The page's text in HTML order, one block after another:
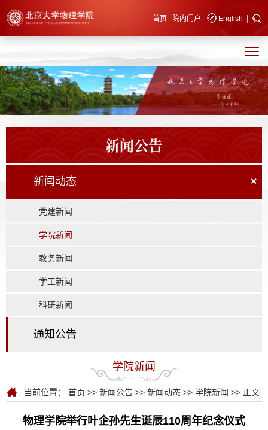
快速导航 首页 院内门户 English |
新闻公告
新闻动态 ×
党建新闻
学院新闻
教务新闻
学工新闻
科研新闻
通知公告
学院新闻
当前位置： 首页 >> 新闻公告 >> 新闻动态 >> 学院新闻 >> 正文
物理学院举行叶企孙先生诞辰110周年纪念仪式